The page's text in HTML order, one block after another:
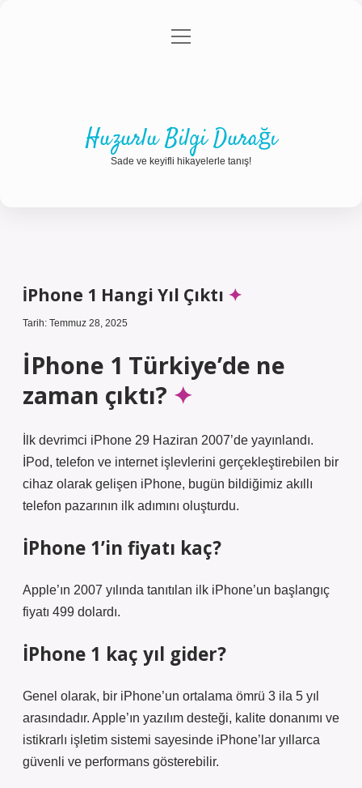
Gizlilik Politikası
menüyü
Huzurlu Bilgi Durağı
Sade ve keyifli hikayelerle tanış!
İPhone 1 Hangi Yıl Çıktı
Tarih: Temmuz 28, 2025
İPhone 1 Türkiye’de ne
zaman çıktı?
İlk devrimci iPhone 29 Haziran 2007’de yayınlandı.
İPod, telefon ve internet işlevlerini gerçekleştirebilen bir
cihaz olarak gelişen iPhone, bugün bildiğimiz akıllı
telefon pazarının ilk adımını oluşturdu.
İPhone 1’in fiyatı kaç?
Apple’ın 2007 yılında tanıtılan ilk iPhone’un başlangıç ​​
fiyatı 499 dolardı.
İPhone 1 kaç yıl gider?
Genel olarak, bir iPhone’un ortalama ömrü 3 ila 5 yıl
arasındadır. Apple’ın yazılım desteği, kalite donanımı ve
istikrarlı işletim sistemi sayesinde iPhone’lar yıllarca
güvenli ve performans gösterebilir.